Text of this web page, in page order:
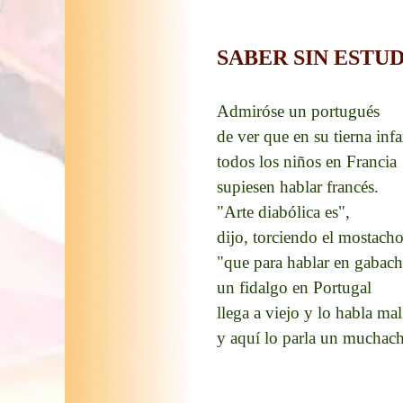
SABER SIN
Admiróse un portugués
de ver que en su tierna
todos los niños en Francia
supiesen hablar francés.
"Arte diabólica es",
dijo, torciendo el
"que para hablar en
un fidalgo en Portugal
llega a viejo y lo habla
y aquí lo parla un